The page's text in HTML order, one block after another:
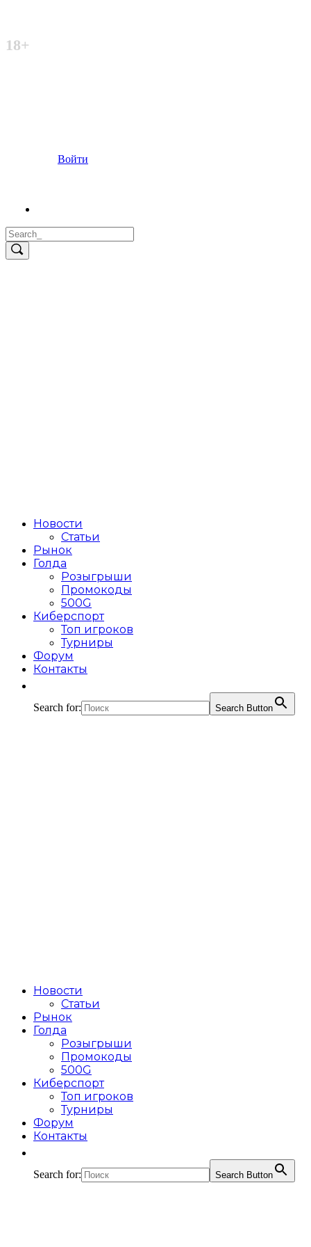
18+
Войти
Новости
Статьи
Рынок
Голда
Розыгрыши
Промокоды
500G
Киберспорт
Топ игроков
Турниры
Форум
Контакты
Search for: Search Button
Новости
Статьи
Рынок
Голда
Розыгрыши
Промокоды
500G
Киберспорт
Топ игроков
Турниры
Форум
Контакты
Search for: Search Button